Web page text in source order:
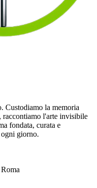
Custodiamo la memoria
l'arte invisibile
fondata, curata e
giorno.